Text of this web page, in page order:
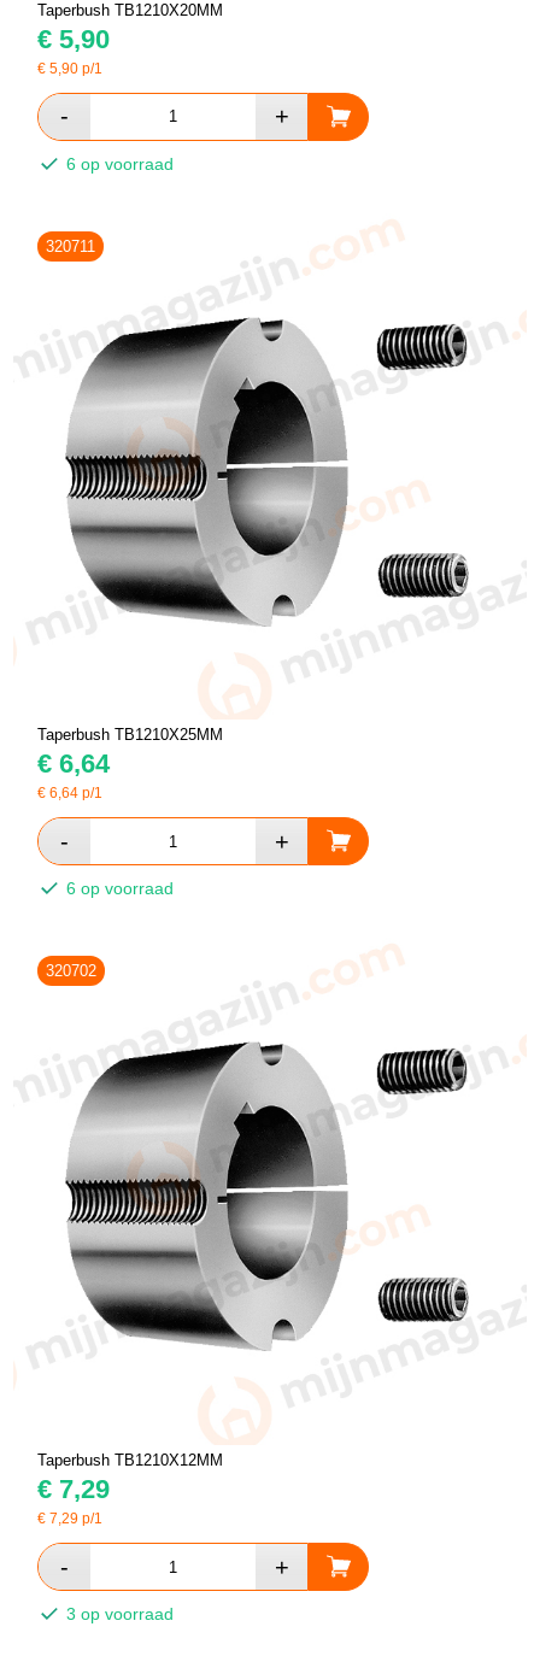
Taperbush TB1210X20MM
€ 5,90
€5,90 p/1
6 op voorraad
320711
Taperbush TB1210X25MM
€ 6,64
€6,64 p/1
6 op voorraad
320702
Taperbush TB1210X12MM
€ 7,29
€7,29 p/1
3 op voorraad